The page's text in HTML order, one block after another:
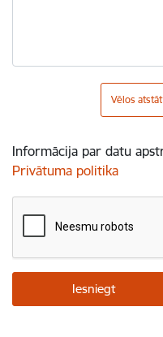
Vēlos
Informācija par datu
Privātuma politika